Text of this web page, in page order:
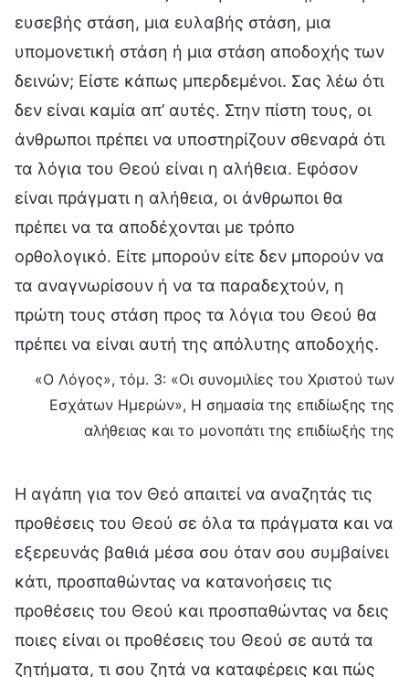
ευσεβής στάση, μια ευλαβής στάση, μια
υπομονετική στάση ή μια στάση αποδοχής των
δεινών; Είστε κάπως μπερδεμένοι. Σας λέω ότι
δεν είναι καμία απ’ αυτές. Στην πίστη τους, οι
άνθρωποι πρέπει να υποστηρίζουν σθεναρά ότι
τα λόγια του Θεού είναι η αλήθεια. Εφόσον
είναι πράγματι η αλήθεια, οι άνθρωποι θα
πρέπει να τα αποδέχονται με τρόπο
ορθολογικό. Είτε μπορούν είτε δεν μπορούν να
τα αναγνωρίσουν ή να τα παραδεχτούν, η
πρώτη τους στάση προς τα λόγια του Θεού θα
πρέπει να είναι αυτή της απόλυτης αποδοχής.
«Ο Λόγος», τόμ. 3: «Οι συνομιλίες του Χριστού των
Εσχάτων Ημερών», Η σημασία της επιδίωξης της
αλήθειας και το μονοπάτι της επιδίωξής της
Η αγάπη για τον Θεό απαιτεί να αναζητάς τις
προθέσεις του Θεού σε όλα τα πράγματα και να
εξερευνάς βαθιά μέσα σου όταν σου συμβαίνει
κάτι, προσπαθώντας να κατανοήσεις τις
προθέσεις του Θεού και προσπαθώντας να δεις
ποιες είναι οι προθέσεις του Θεού σε αυτά τα
ζητήματα, τι σου ζητά να καταφέρεις και πώς